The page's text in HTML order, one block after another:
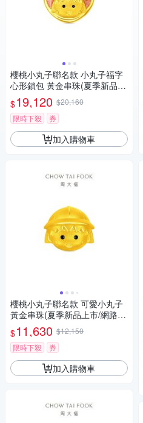
櫻桃小丸子聯名款 小丸子福字
心形鎖包 黃金串珠(夏季新品上
市/網路限定款)
$19,120 $20,160
限時下殺
券
加入購物車
櫻桃小丸子聯名款 可愛小丸子
黃金串珠(夏季新品上市/網路限
定款)
$11,630 $12,150
限時下殺
券
加入購物車